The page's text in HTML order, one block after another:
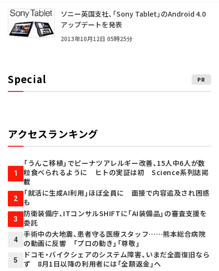
ソニー英国支社、「Sony Tablet」のAndroid 4.0
アップデートを発表
2013年10月12日 05時25分
Special PR
アクセスランキング
1
「うんこ移植」でピーナツアレルギー改善、15人中6人が数
粒食べられるように ヒトの実証は初 Science系列誌掲
載
2
「就活に生成AI利用」ほぼ全員に 面接で内容追及され困惑
も
3
防衛装備庁、ITコンサルSHIFTに「AI装備品」の審査支援を
委託
4
手術中の大地震、患者守る医療スタッフ……熊本総合病院
の動画に反響 「プロの動き」「尊敬」
5
ドコモ・バイクシェアのシステム障害、いまだ全面復旧なら
ず 8月1日以降の利用者には「全額返金」へ